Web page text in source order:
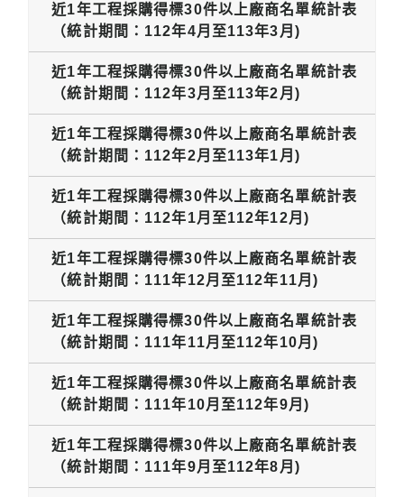
近1年工程採購得標30件以上廠商名單統計表
（統計期間：112年4月至113年3月)
近1年工程採購得標30件以上廠商名單統計表
（統計期間：112年3月至113年2月)
近1年工程採購得標30件以上廠商名單統計表
（統計期間：112年2月至113年1月)
近1年工程採購得標30件以上廠商名單統計表
（統計期間：112年1月至112年12月)
近1年工程採購得標30件以上廠商名單統計表
（統計期間：111年12月至112年11月)
近1年工程採購得標30件以上廠商名單統計表
（統計期間：111年11月至112年10月)
近1年工程採購得標30件以上廠商名單統計表
（統計期間：111年10月至112年9月)
近1年工程採購得標30件以上廠商名單統計表
（統計期間：111年9月至112年8月)